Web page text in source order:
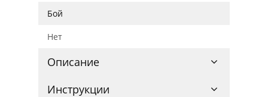
Бой
Нет
Описание
Инструкции